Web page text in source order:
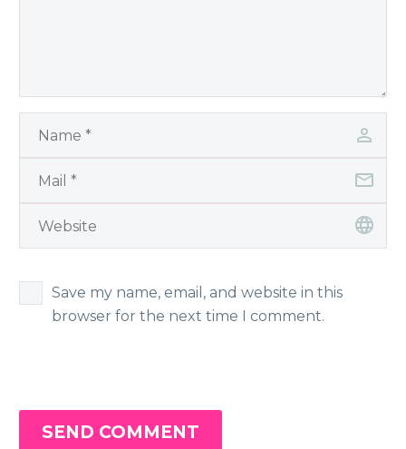
Save my name, email, and website in this
browser for the next time I comment.
SEND COMMENT